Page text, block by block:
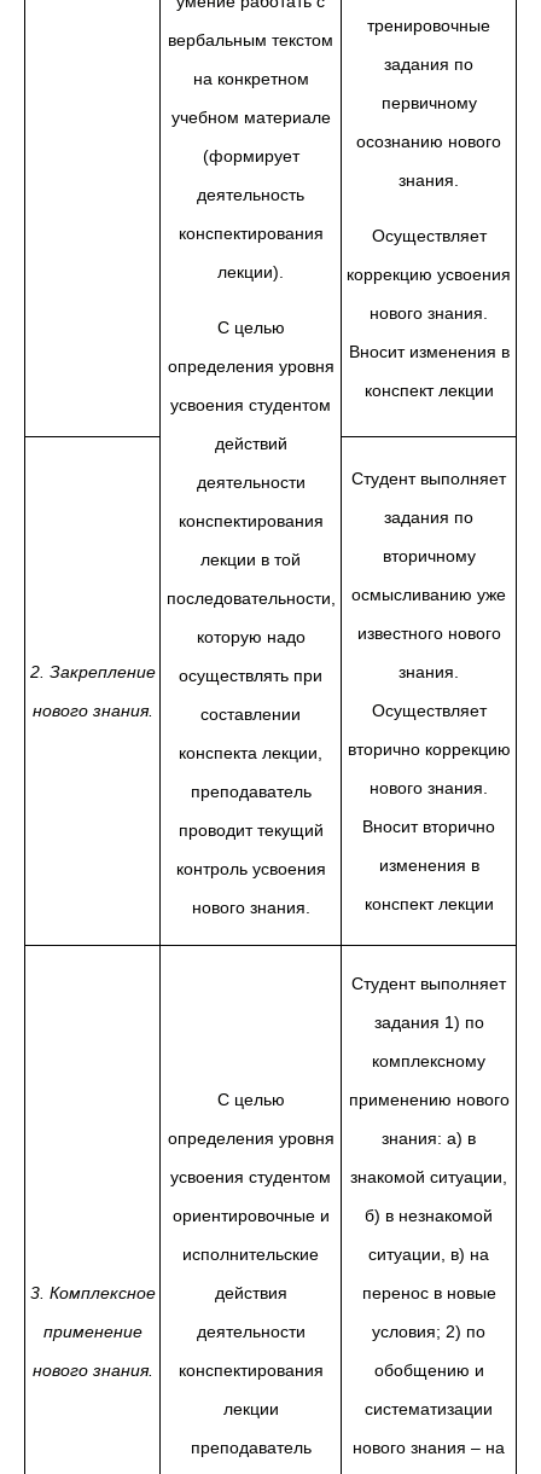
вербальным текстом
на конкретном
учебном материале
(формирует
деятельность
конспектирования
лекции).
С целью
определения уровня
усвоения студентом
действий
деятельности
конспектирования
лекции в той
последовательности,
которую надо
осуществлять при
составлении
конспекта лекции,
преподаватель
проводит текущий
контроль усвоения
нового знания.
тренировочные
задания по
первичному
осознанию нового
знания.
Осуществляет
коррекцию усвоения
нового знания.
Вносит изменения в
конспект лекции
2. Закрепление
нового знания.
Студент выполняет
задания по
вторичному
осмысливанию уже
известного нового
знания.
Осуществляет
вторично коррекцию
нового знания.
Вносит вторично
изменения в
конспект лекции
3. Комплексное
применение
нового знания.
С целью
определения уровня
усвоения студентом
ориентировочные и
исполнительские
действия
деятельности
конспектирования
лекции
преподаватель
Студент выполняет
задания 1) по
комплексному
применению нового
знания: а) в
знакомой ситуации,
б) в незнакомой
ситуации, в) на
перенос в новые
условия; 2) по
обобщению и
систематизации
нового знания – на